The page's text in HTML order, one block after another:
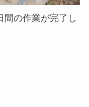
間の作業が完了し